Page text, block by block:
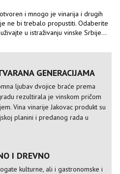
i mnogo je vinarija i drugih
ne bi trebalo propustiti. Odaberite
u istraživanju vinske Srbije...
GENERACIJAMA
ljubav dvojice braće prema
rezultirala je vinskom pričom
Vina vinarije Jakovac produkt su
planini i predanog rada u
I DREVNO
kulturne, ali i gastronomske i